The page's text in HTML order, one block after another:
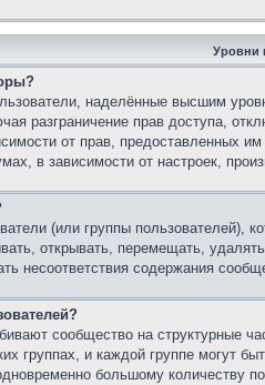
Уровни
наделённые высшим
разграничение прав доступа,
от прав, предоставленных
в зависимости от настроек,
(или группы пользователей),
открывать, перемещать,
несоответствия содержания
сообщество на структурные
группах, и каждой группе могут
большому количеству